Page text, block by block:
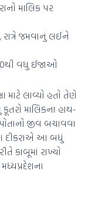
માલિક પર
જમવાનું લઈને
વધુ ઈજાઓ
માટે લાવ્યો હતો તેણે
માલિકના હાથ-
જીવ બચાવવા
દીકરાએ આ બધું
કાબૂમાં રાખ્યો